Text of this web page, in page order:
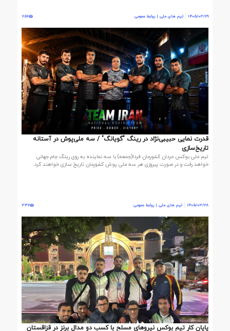
1405/03/29 تیم های ملی | روابط عمومی 756
قدرت نمایی حبیبی‌نژاد در رینگ "گویانگ" / سه ملی‌پوش در آستانه
تاریخ‌سازی
تیم ملی بوکس مردان کشورمان فردا(جمعه) با سه نماینده به روی رینگ جام جهانی
خواهد رفت و در صورت پیروزی هر سه ملی پوش کشورمان تاریخ سازی خواهند کرد.
1405/03/28 تیم های ملی | روابط عمومی 347
پایان کار تیم بوکس نیروهای مسلح با کسب دو مدال برنز در قزاقستان